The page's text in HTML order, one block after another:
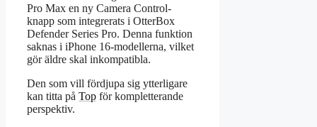
Pro Max en ny Camera Control-
knapp som integrerats i OtterBox
Defender Series Pro. Denna funktion
saknas i iPhone 16-modellerna, vilket
gör äldre skal inkompatibla.
Den som vill fördjupa sig ytterligare
kan titta på Top för kompletterande
perspektiv.